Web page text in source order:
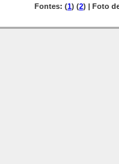
Fontes: (1) (2) | Foto